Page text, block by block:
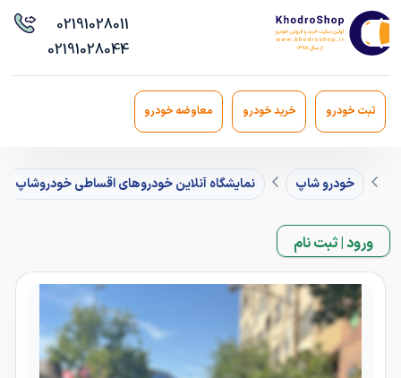
02191028011
02191028044
ثبت خودرو خرید خودرو معاوضه خودرو
خودرو شاپ نمایشگاه آنلاین خودروهای اقساطی خودروشاپ
ورود | ثبت نام